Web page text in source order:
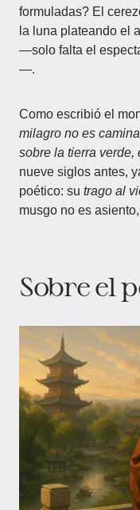
formuladas? El
la luna plateando el
—solo falta el
—.
Como escribió el
milagro no es
sobre la tierra verde,
nueve siglos antes,
poético: su trago al
musgo no es
Sobre el